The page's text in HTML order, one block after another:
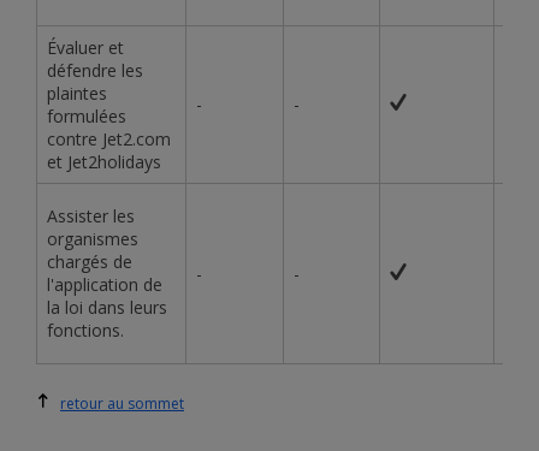
Évaluer et
défendre les
plaintes
formulées
contre Jet2.com
et Jet2holidays
- -
Assister les
organismes
chargés de
l'application de
la loi dans leurs
fonctions.
- -
retour au sommet